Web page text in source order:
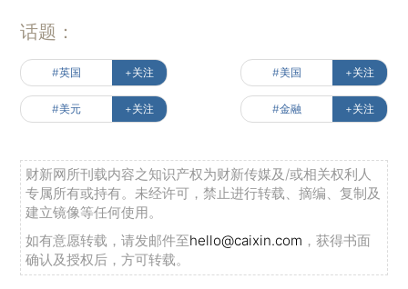
话题：
#英国 +关注 #美国 +关注
#美元 +关注 #金融 +关注
财新网所刊载内容之知识产权为财新传媒及/或相关权利人
专属所有或持有。未经许可，禁止进行转载、摘编、复制及
建立镜像等任何使用。
如有意愿转载，请发邮件至hello@caixin.com ，获得书面
确认及授权后，方可转载。